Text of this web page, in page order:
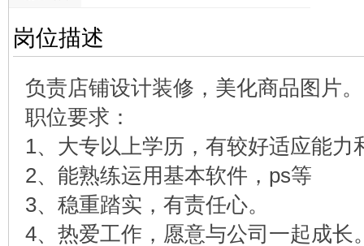
岗位描述
负责店铺设计装修，美化商品图片。
职位要求：
1、大专以上学历，有较好适应能力
2、能熟练运用基本软件，ps等
3、稳重踏实，有责任心。
4、热爱工作，愿意与公司一起成长